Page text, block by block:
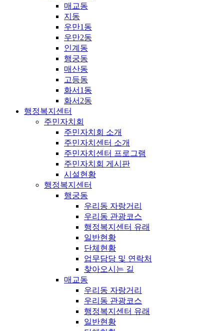
매교동
지동
우만1동
우만2동
인계동
행궁동
매산동
고등동
화서1동
화서2동
행정복지센터
주민자치회
주민자치회 소개
주민자치센터 소개
주민자치센터 프로그램
주민자치회 게시판
시설현황
행정복지센터
행궁동
우리동 자랑거리
우리동 관광코스
행정복지센터 유래
일반현황
단체현황
업무담당 및 연락처
찾아오시는 길
매교동
우리동 자랑거리
우리동 관광코스
행정복지센터 유래
일반현황